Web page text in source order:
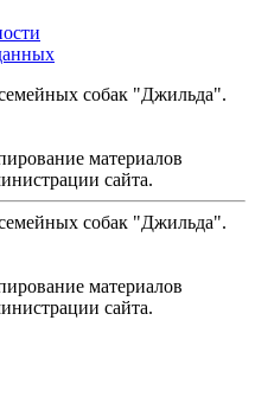
собак "Джильда".
материалов
сайта.
собак "Джильда".
материалов
сайта.